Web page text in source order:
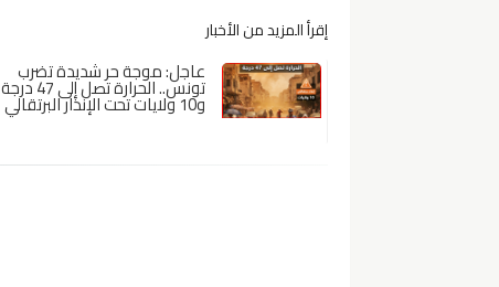
إقرأ المزيد من الأخبار
عاجل: موجة حر شديدة تضرب
تونس.. الحرارة تصل إلى 47 درجة
و10 ولايات تحت الإنذار البرتقالي